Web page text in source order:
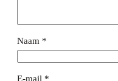
Naam *
E-mail *